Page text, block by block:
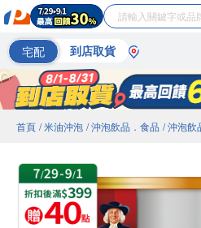
宅配 到店取貨
首頁 / 米油沖泡 / 沖泡飲品．食品 / 沖泡飲